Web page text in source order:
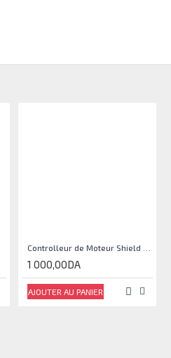
1 000,00DA
AJOUTER AU PANIER